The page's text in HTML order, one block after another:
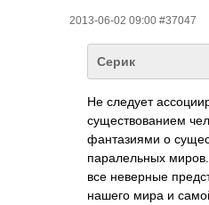
2013-06-02 09:00 #37047
Серик
Не следует
существованием
фантазиями о
паралельных
все неверные
нашего мира и